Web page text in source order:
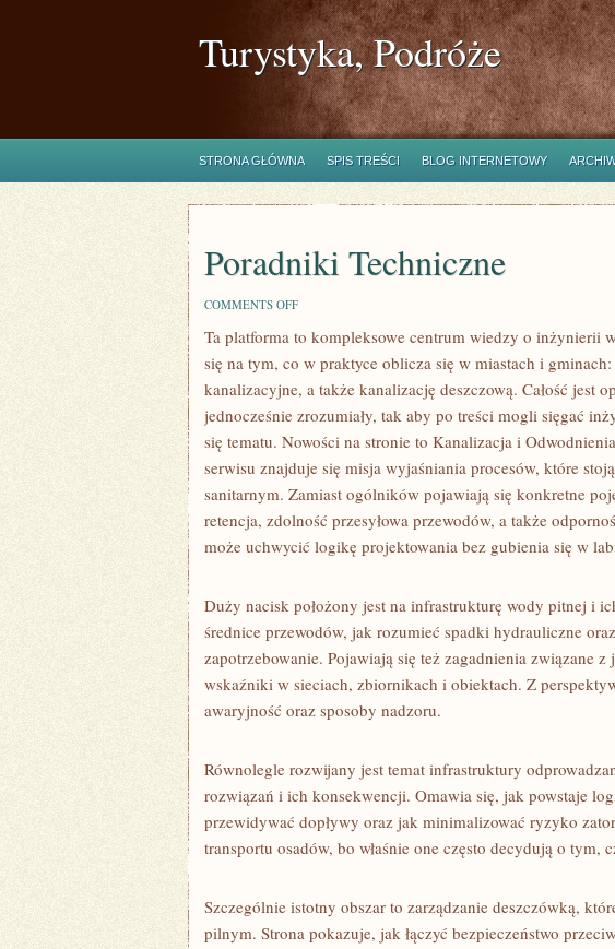
Turystyka, Podróże
STRONA GŁÓWNA SPIS TREŚCI BLOG INTERNETOWY
Poradniki Techniczne
COMMENTS OFFON
TECHNICZNE
Ta platforma to kompleksowe centrum wiedzy o inżynierii
się na tym, co w praktyce oblicza się w miastach i
kanalizacyjne, a także kanalizację deszczową. Całość jest
jednocześnie zrozumiały, tak aby po treści mogli sięgać
się tematu. Nowości na stronie to Kanalizacja i
serwisu znajduje się misja wyjaśniania procesów, które
sanitarnym. Zamiast ogólników pojawiają się konkretne
retencja, zdolność przesyłowa przewodów, a także
może uchwycić logikę projektowania bez gubienia się w
Duży nacisk położony jest na infrastrukturę wody pitnej i
średnice przewodów, jak rozumieć spadki hydrauliczne
zapotrzebowanie. Pojawiają się też zagadnienia związane
wskaźniki w sieciach, zbiornikach i obiektach. Z
awaryjność oraz sposoby nadzoru.
Równolegle rozwijany jest temat infrastruktury
rozwiązań i ich konsekwencji. Omawia się, jak powstaje
przewidywać dopływy oraz jak minimalizować ryzyko
transportu osadów, bo właśnie one często decydują o tym,
Szczególnie istotny obszar to zarządzanie deszczówką,
pilnym. Strona pokazuje, jak łączyć bezpieczeństwo